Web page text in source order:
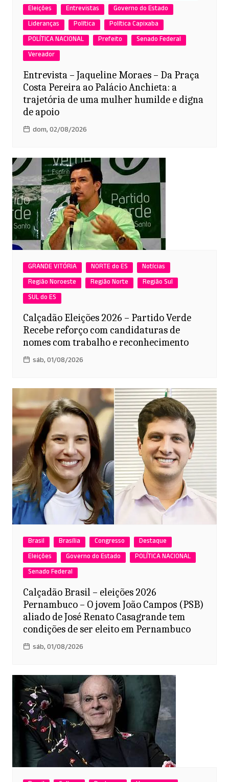
Eleições
Entrevistas
Governo do Estado
Lideranças
Política
Política Capixaba
POLÍTICA NACIONAL
Prefeito
Senado Federal
Vereador
Entrevista – Jaqueline Moraes – Da Praça
Costa Pereira ao Palácio Anchieta: a
trajetória de uma mulher humilde e digna
de apoio
dom, 02/08/2026
GRANDE VITÓRIA NORTE do ES
Notícias
Região Noroeste
Região Norte
Região Sul
SUL do ES
Calçadão Eleições 2026 – Partido Verde
Recebe reforço com candidaturas de
nomes com trabalho e reconhecimento
sáb, 01/08/2026
Brasil Brasília Congresso
Destaque
Eleições
Governo do Estado
POLÍTICA NACIONAL
Senado Federal
Calçadão Brasil – eleições 2026
Pernambuco – O jovem João Campos (PSB)
aliado de José Renato Casagrande tem
condições de ser eleito em Pernambuco
sáb, 01/08/2026